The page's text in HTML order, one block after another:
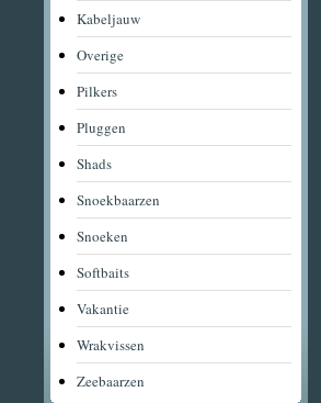
Kabeljauw
Overige
Pilkers
Pluggen
Shads
Snoekbaarzen
Snoeken
Softbaits
Vakantie
Wrakvissen
Zeebaarzen